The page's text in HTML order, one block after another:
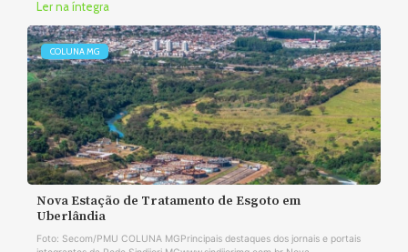
Ler na íntegra
COLUNA MG
Nova Estação de Tratamento de Esgoto em
Uberlândia
Foto: Secom/PMU COLUNA MGPrincipais destaques dos jornais e portais